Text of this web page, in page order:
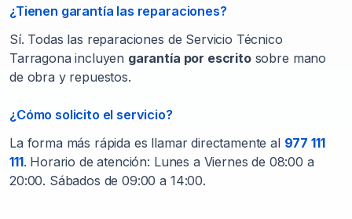
¿Tienen garantía las reparaciones?
Sí. Todas las reparaciones de Servicio Técnico
Tarragona incluyen garantía por escritosobre mano
de obra y repuestos.
¿Cómo solicito el servicio?
La forma más rápida es llamar directamente al 977 111
111. Horario de atención: Lunes a Viernes de 08:00 a
20:00. Sábados de 09:00 a 14:00.